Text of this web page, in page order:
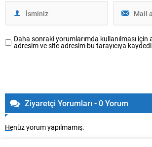
Daha sonraki yorumlarımda kullanılması için
adresim ve site adresim bu tarayıcıya
Ziyaretçi Yorumları - 0 Yorum
Henüz yorum yapılmamış.